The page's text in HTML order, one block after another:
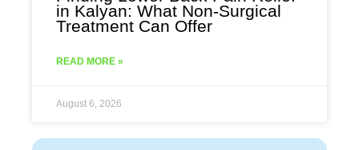
in Kalyan: What Non-Surgical
Treatment Can Offer
READ MORE »
August 6, 2026